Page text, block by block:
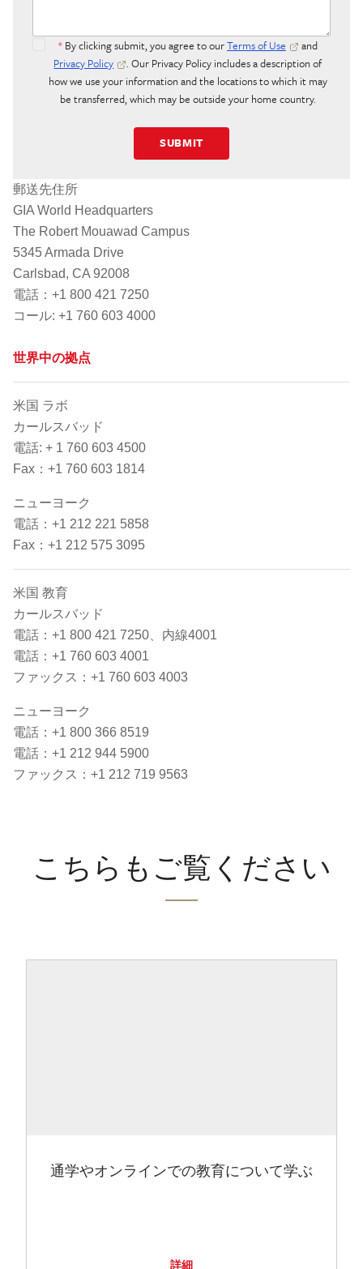
* By clicking submit, you agree to ourTerms of Use
and
Privacy Policy
. Our Privacy Policy includes a description of
how we use your information and the locations to which it may
be transferred, which may be outside your home country.
SUBMIT
郵送先住所
GIA World Headquarters
The Robert Mouawad Campus
5345 Armada Drive
Carlsbad, CA 92008
電話：+1 800 421 7250
コー​​ル: +1 760 603 4000
世界中の拠点
米国 ラボ
カールスバッド
電話: + 1 760 603 4500
Fax：+1 760 603 1814
ニューヨーク
電話：+1 212 221 5858
Fax：+1 212 575 3095
米国 教育
カールスバッド
電話：+1 800 421 7250、内線4001
電話：+1 760 603 4001
ファックス：+1 760 603 4003
ニューヨーク
電話：+1 800 366 8519
電話：+1 212 944 5900
ファックス：+1 212 719 9563
こちらもご覧ください
通学やオンラインでの教育について学ぶ
詳細